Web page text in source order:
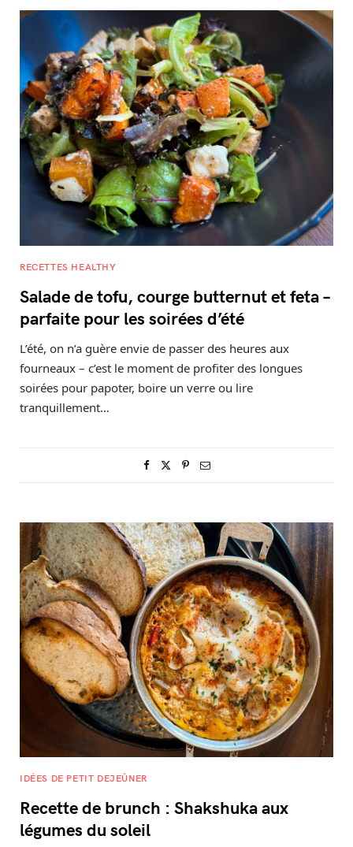
RECETTES HEALTHY
Salade de tofu, courge butternut et feta –
parfaite pour les soirées d’été
L’été, on n’a guère envie de passer des heures aux
fourneaux – c’est le moment de profiter des longues
soirées pour papoter, boire un verre ou lire
tranquillement…
IDÉES DE PETIT DEJEÛNER
Recette de brunch : Shakshuka aux
légumes du soleil